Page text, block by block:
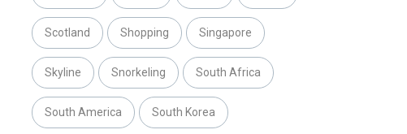
Scotland Shopping Singapore
Skyline Snorkeling South Africa
South America South Korea